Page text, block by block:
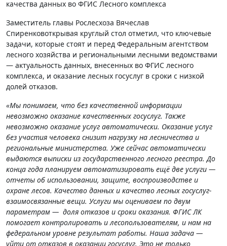
Заместитель главы Рослесхоза Вячеслав
Спиренковоткрывая круглый стол отметил, что ключевые
задачи, которые стоят и перед Федеральным агентством
лесного хозяйства и региональными лесными ведомствами
— актуальность данных, внесенных во ФГИС лесного
комплекса, и оказание лесных госуслуг в сроки с низкой
долей отказов.
«Мы понимаем, что без качественной информации
невозможно оказание качественных госуслуг. Также
невозможно оказание услуг автоматически. Оказание услуг
без участия человека снизит нагрузку на лесничества и
региональные министерства. Уже сейчас автоматически
выдаются выписки из государственного лесного реестра. До
конца года планируем автоматизировать ещё две услуги —
отчеты об использовании, защите, воспроизводстве и
охране лесов. Качество данных и качество лесных госуслуг-
взаимосвязанные вещи. Услуги мы оцениваем по двум
параметрам — доля отказов и сроки оказания. ФГИС ЛК
помогает контролировать и лесопользователям, и нам на
федеральном уровне результат работы. Наша задача —
уйти от отказов в оказании госуслуг. Это не только